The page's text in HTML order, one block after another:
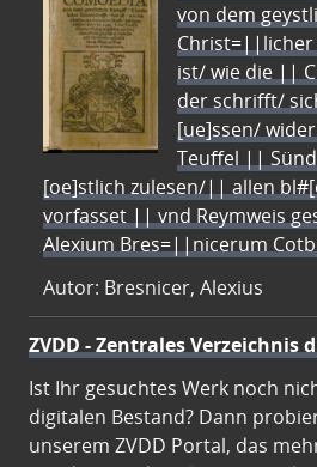
von dem
Christ=||licher
ist/ wie die ||
der schrifft/
[ue]ssen/
Teuffel ||
[oe]stlich zulesen/|| allen
vorfasset || vnd Reymweis
Alexium Bres=||nicerum
Autor: Bresnicer, Alexius
ZVDD - Zentrales
Ist Ihr gesuchtes Werk noch
digitalen Bestand? Dann
unserem ZVDD Portal, das